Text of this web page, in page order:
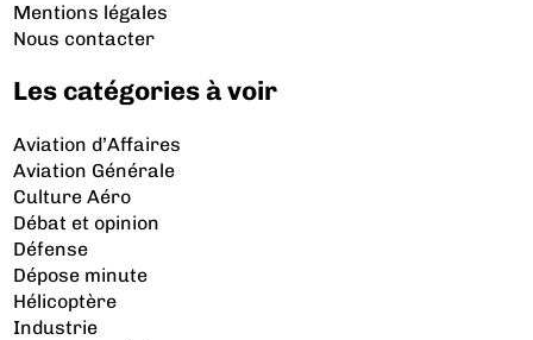
Mentions légales
Nous contacter
Les catégories à voir
Aviation d’Affaires
Aviation Générale
Culture Aéro
Débat et opinion
Défense
Dépose minute
Hélicoptère
Industrie